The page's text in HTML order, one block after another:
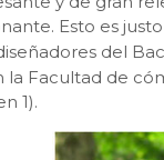
Esto es
del
la Facultad de
1).